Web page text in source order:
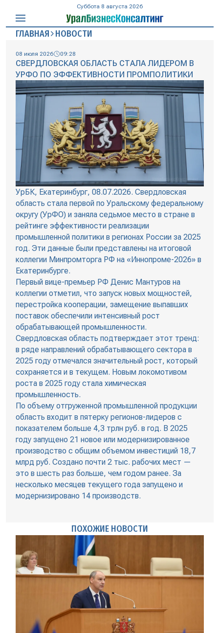
Суббота 8 августа 2026
ГЛАВНАЯ НОВОСТИ
08 июля 2026 09:28
СВЕРДЛОВСКАЯ ОБЛАСТЬ СТАЛА ЛИДЕРОМ В
УРФО ПО ЭФФЕКТИВНОСТИ ПРОМПОЛИТИКИ
УрБК, Екатеринбург, 08.07.2026. Свердловская
область стала первой по Уральскому федеральному
округу (УрФО) и заняла седьмое место в стране в
рейтинге эффективности реализации
промышленной политики в регионах России за 2025
год. Эти данные были представлены на итоговой
коллегии Минпромторга РФ на «Иннопроме-2026» в
Екатеринбурге.
Первый вице-премьер РФ Денис Мантуров на
коллегии отметил, что запуск новых мощностей,
перестройка кооперации, замещение выпавших
поставок обеспечили интенсивный рост
обрабатывающей промышленности.
Свердловская область подтверждает этот тренд:
в ряде направлений обрабатывающего сектора в
2025 году отмечался значительный рост, который
сохраняется и в текущем. Новым локомотивом
роста в 2025 году стала химическая
промышленность.
По объему отгруженной промышленной продукции
область входит в пятерку регионов-лидеров с
показателем больше 4,3 трлн руб. в год. В 2025
году запущено 21 новое или модернизированное
производство с общим объемом инвестиций 18,7
млрд руб. Создано почти 2 тыс. рабочих мест —
это в шесть раз больше, чем годом ранее. За
несколько месяцев текущего года запущено и
модернизировано 14 производств.
ПОХОЖИЕ НОВОСТИ